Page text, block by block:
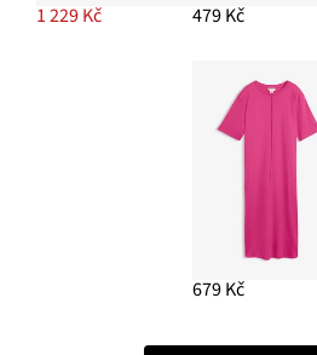
1 229 Kč 479 Kč
679 Kč